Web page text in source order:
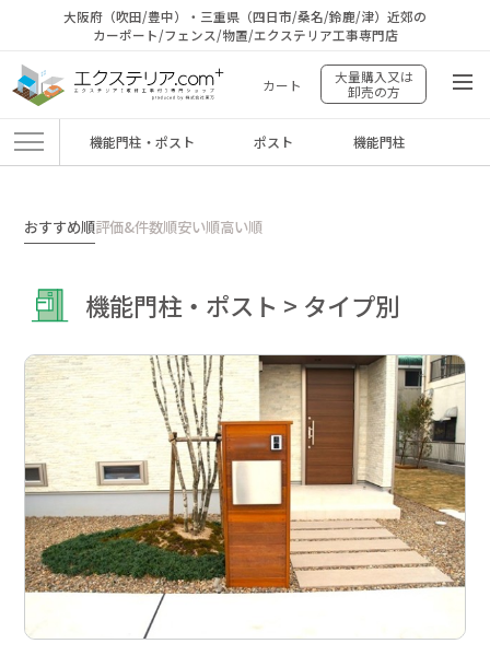
大阪府（吹田/豊中）・三重県（四日市/桑名/鈴鹿/津）近郊の
カーポート/フェンス/物置/エクステリア工事専門店
カート
大量購入又は
卸売の方
機能門柱・ポスト ポスト 機能門柱
おすすめ順評価&件数順安い順高い順
機能門柱・ポスト > タイプ別